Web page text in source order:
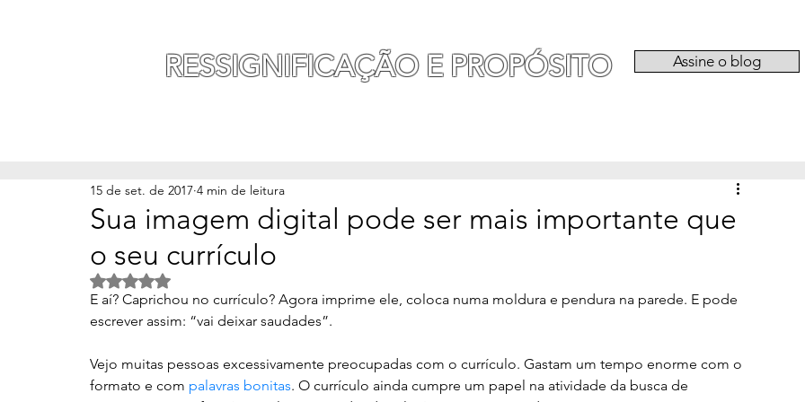
RESSIGNIFICAÇÃO E PROPÓSITO Assine o blog
Sua imagem digital pode ser mais importante que
o seu currículo
15 de set. de 2017 4 min de leitura
Avaliado com NaN de 5 estrelas.
E aí? Caprichou no currículo? Agora imprime ele, coloca numa moldura e pendura na parede. E pode
escrever assim: “vai deixar saudades”.
Vejo muitas pessoas excessivamente preocupadas com o currículo. Gastam um tempo enorme com o
formato e com palavras bonitas. O currículo ainda cumpre um papel na atividade da busca de